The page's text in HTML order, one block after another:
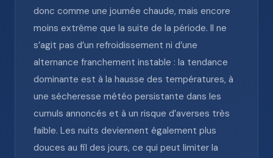
donc comme une journée chaude, mais encore
moins extrême que la suite de la période. Il ne
s’agit pas d’un refroidissement ni d’une
alternance franchement instable : la tendance
dominante est à la hausse des températures, à
une sécheresse météo persistante dans les
cumuls annoncés et à un risque d’averses très
faible. Les nuits deviennent également plus
douces au fil des jours, ce qui peut limiter la